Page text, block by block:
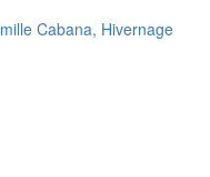
Cabana, Hivernage